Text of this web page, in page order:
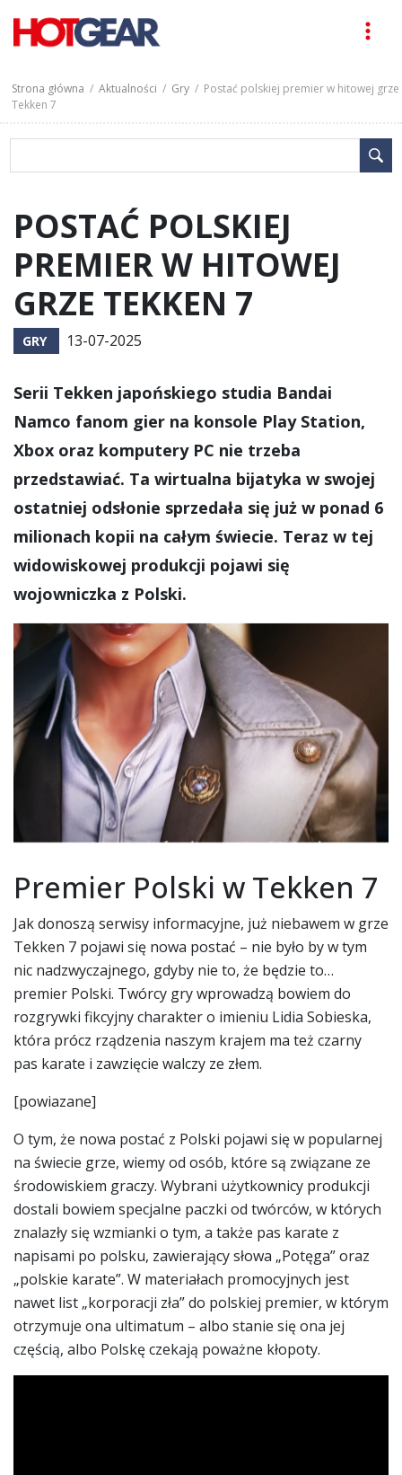
Strona główna /Aktualności / Gry / Postać polskiej premier w hitowej grze
Tekken 7
POSTAĆ POLSKIEJ
PREMIER W HITOWEJ
GRZE TEKKEN 7
GRY 13-07-2025
Serii Tekken japońskiego studia Bandai
Namco fanom gier na konsole Play Station,
Xbox oraz komputery PC nie trzeba
przedstawiać. Ta wirtualna bijatyka w swojej
ostatniej odsłonie sprzedała się już w ponad 6
milionach kopii na całym świecie. Teraz w tej
widowiskowej produkcji pojawi się
wojowniczka z Polski.
Premier Polski w Tekken 7
Jak donoszą serwisy informacyjne, już niebawem w grze
Tekken 7 pojawi się nowa postać – nie było by w tym
nic nadzwyczajnego, gdyby nie to, że będzie to…
premier Polski. Twórcy gry wprowadzą bowiem do
rozgrywki fikcyjny charakter o imieniu Lidia Sobieska,
która prócz rządzenia naszym krajem ma też czarny
pas karate i zawzięcie walczy ze złem.
[powiazane]
O tym, że nowa postać z Polski pojawi się w popularnej
na świecie grze, wiemy od osób, które są związane ze
środowiskiem graczy. Wybrani użytkownicy produkcji
dostali bowiem specjalne paczki od twórców, w których
znalazły się wzmianki o tym, a także pas karate z
napisami po polsku, zawierający słowa „Potęga” oraz
„polskie karate”. W materiałach promocyjnych jest
nawet list „korporacji zła” do polskiej premier, w którym
otrzymuje ona ultimatum – albo stanie się ona jej
częścią, albo Polskę czekają poważne kłopoty.